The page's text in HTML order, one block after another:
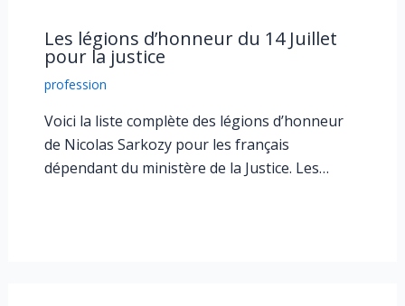
Les légions d’honneur du 14 Juillet
pour la justice
profession
Voici la liste complète des légions d’honneur
de Nicolas Sarkozy pour les français
dépendant du ministère de la Justice. Les…